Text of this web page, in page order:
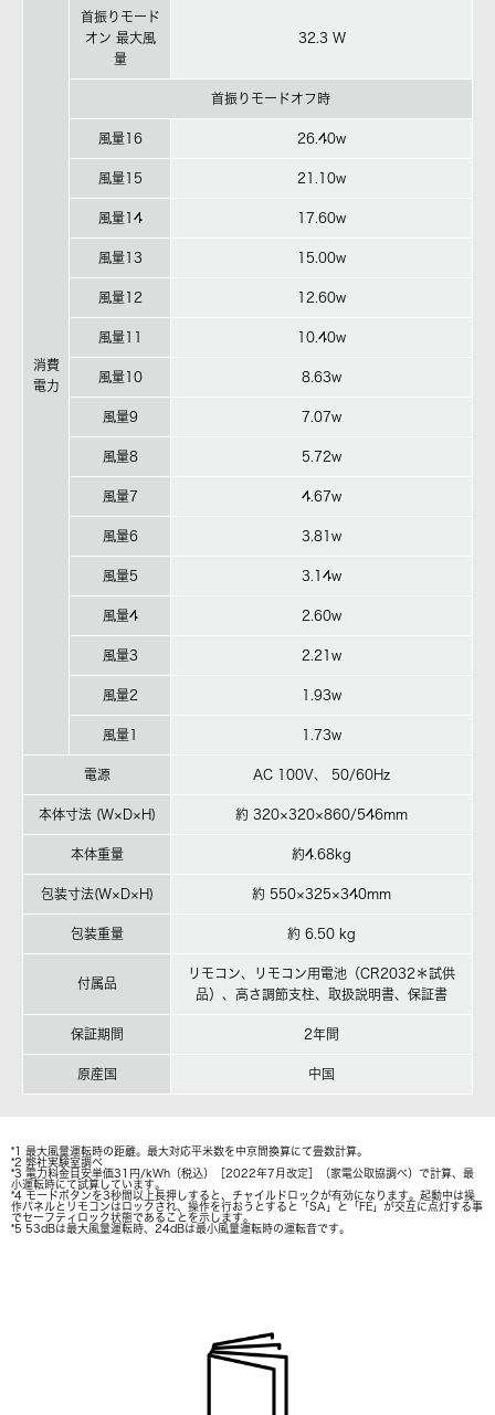
消費
電力
首振りモード
オン 最大風
量
32.3 W
首振りモードオフ時
風量16 26.40w
風量15 21.10w
風量14 17.60w
風量13 15.00w
風量12 12.60w
風量11 10.40w
風量10 8.63w
風量9 7.07w
風量8 5.72w
風量7 4.67w
風量6 3.81w
風量5 3.14w
風量4 2.60w
風量3 2.21w
風量2 1.93w
風量1 1.73w
電源 AC 100V、 50/60Hz
本体寸法 (W×D×H) 約 320×320×860/546mm
本体重量 約4.68kg
包装寸法(W×D×H) 約 550×325×340mm
包装重量 約 6.50 kg
付属品
リモコン、リモコン用電池（CR2032＊試供
品）、高さ調節支柱、取扱説明書、保証書
保証期間 2年間
原産国 中国
*1 最大風量運転時の距離。最大対応平米数を中京間換算にて畳数計算。
*2 弊社実験室調べ
*3 電力料金目安単価31円/kWh（税込）［2022年7月改定］（家電公取協調べ）で計算、最
小運転時にて試算しています。
*4 モードボタンを3秒間以上長押しすると、チャイルドロックが有効になります。起動中は操
作パネルとリモコンはロックされ、操作を行おうとすると「SA」と「FE」が交互に点灯する事
でセーフティロック状態であることを示します。
*5 53dBは最大風量運転時、24dBは最小風量運転時の運転音です。